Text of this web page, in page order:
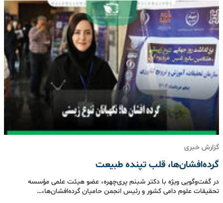
گزارش خبری
گرده‌افشان‌ها، قلب تپنده طبیعت
در گفت‌وگویی ویژه با دکتر شبنم پری‌چهره، عضو هیئت علمی مؤسسه
تحقیقات علوم دامی کشور و رئیس انجمن حامیان گرده‌افشان‌ها،…